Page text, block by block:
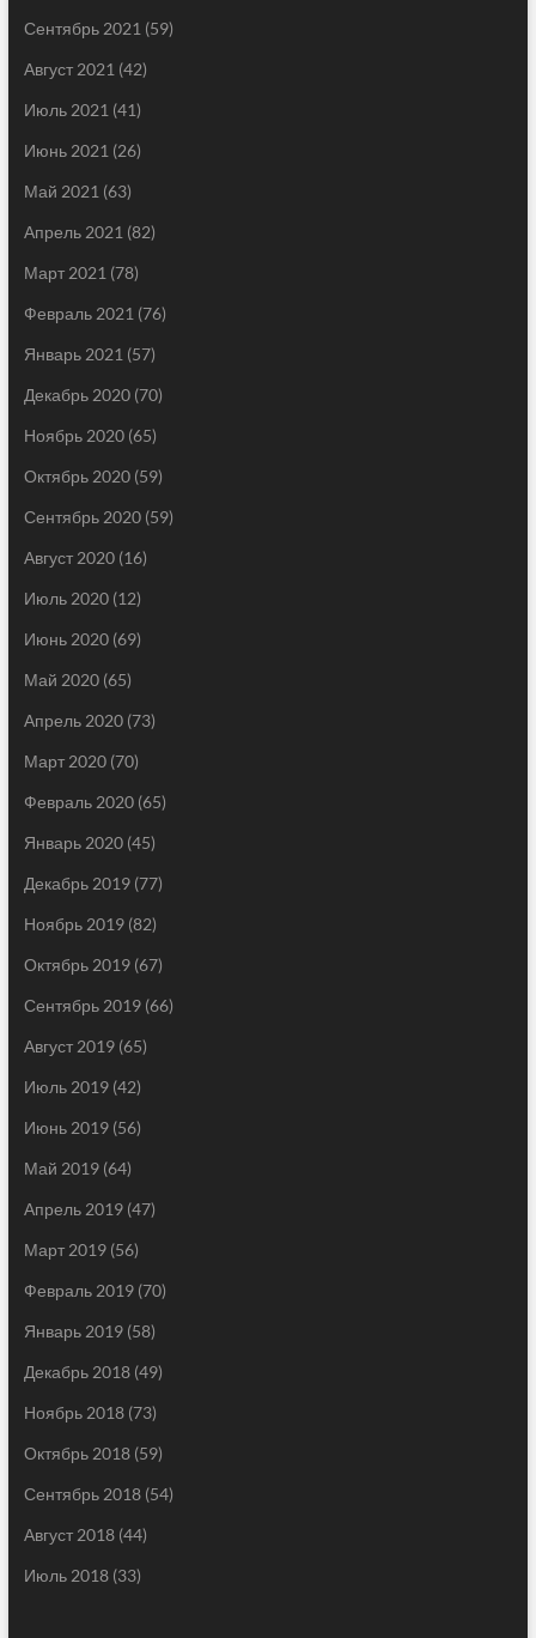
Сентябрь 2021 (59)
Август 2021 (42)
Июль 2021 (41)
Июнь 2021 (26)
Май 2021 (63)
Апрель 2021 (82)
Март 2021 (78)
Февраль 2021 (76)
Январь 2021 (57)
Декабрь 2020(70)
Ноябрь 2020(65)
Октябрь 2020(59)
Сентябрь 2020(59)
Август 2020(16)
Июль 2020(12)
Июнь 2020(69)
Май 2020(65)
Апрель 2020(73)
Март 2020(70)
Февраль 2020(65)
Январь 2020(45)
Декабрь 2019(77)
Ноябрь 2019(82)
Октябрь 2019(67)
Сентябрь 2019(66)
Август 2019(65)
Июль 2019(42)
Июнь 2019(56)
Май 2019(64)
Апрель 2019(47)
Март 2019(56)
Февраль 2019(70)
Январь 2019(58)
Декабрь 2018(49)
Ноябрь 2018(73)
Октябрь 2018(59)
Сентябрь 2018(54)
Август 2018(44)
Июль 2018(33)